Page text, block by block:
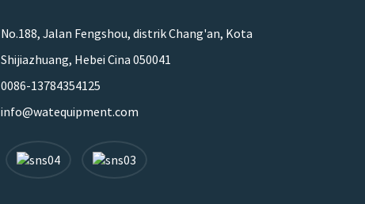
No.188, Jalan Fengshou, distrik Chang'an, Kota
Shijiazhuang, Hebei Cina 050041
0086-13784354125
info@watequipment.com